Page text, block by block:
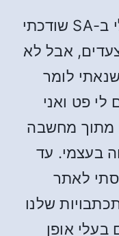
במהלך השנה הראשונה שלי ב-SA שודכתי
אבל לא
לומר
לי פט ואני
מתוך מחשבה
בעצמי. עד
נכנסתי לאתר
שלנו
בעלי אופן